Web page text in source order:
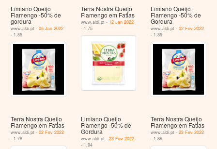
Limiano Queijo
Flamengo -50% de
gordura
www.aldi.pt -05 Jan 2022
- 1.85
Terra Nostra Queijo
Flamengo em Fatias
www.aldi.pt - 12 Jan 2022
- 1.75
Limiano Queijo
Flamengo -50% de
Gordura
www.aldi.pt -02 Fev 2022
- 1.85
Terra Nostra Queijo
Flamengo em Fatias
www.aldi.pt -02 Fev 2022
- 1.78
Limiano Queijo
Flamengo -50% de
Gordura
www.aldi.pt - 23 Fev 2022
- 1.94
Terra Nostra Queijo
Flamengo em Fatias
www.aldi.pt -23 Fev 2022
- 1.86